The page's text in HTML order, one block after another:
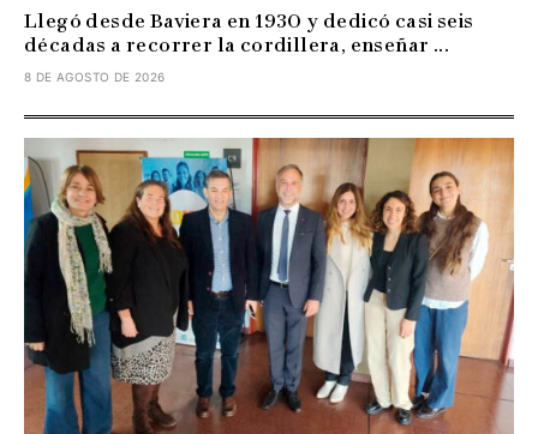
Llegó desde Baviera en 1930 y dedicó casi seis
décadas a recorrer la cordillera, enseñar ...
8 DE AGOSTO DE 2026